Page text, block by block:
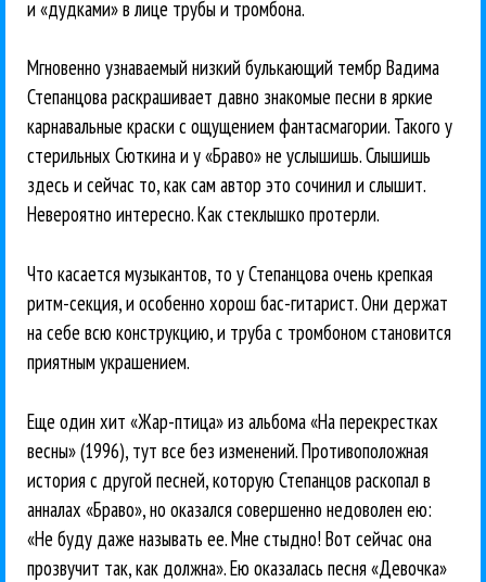
и «дудками» в лице трубы и тромбона.
Мгновенно узнаваемый низкий булькающий тембр Вадима
Степанцова раскрашивает давно знакомые песни в яркие
карнавальные краски с ощущением фантасмагории. Такого у
стерильных Сюткина и у «Браво» не услышишь. Слышишь
здесь и сейчас то, как сам автор это сочинил и слышит.
Невероятно интересно. Как стеклышко протерли.
Что касается музыкантов, то у Степанцова очень крепкая
ритм-секция, и особенно хорош бас-гитарист. Они держат
на себе всю конструкцию, и труба с тромбоном становится
приятным украшением.
Еще один хит «Жар-птица» из альбома «На перекрестках
весны» (1996), тут все без изменений. Противоположная
история с другой песней, которую Степанцов раскопал в
анналах «Браво», но оказался совершенно недоволен ею:
«Не буду даже называть ее. Мне стыдно! Вот сейчас она
прозвучит так, как должна». Ею оказалась песня «Девочка»